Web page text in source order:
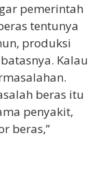
pemerintah
tentunya
produksi
Kalau
beras itu
penyakit,
beras,”